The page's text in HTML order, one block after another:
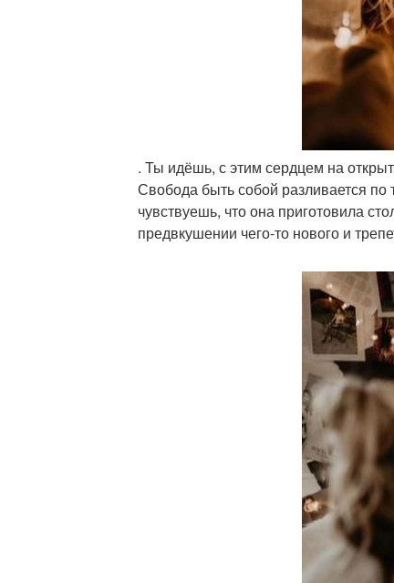
. Ты идёшь, с этим сердцем на
Свобода быть собой разливается
чувствуешь, что она приготовила
предвкушении чего-то нового и